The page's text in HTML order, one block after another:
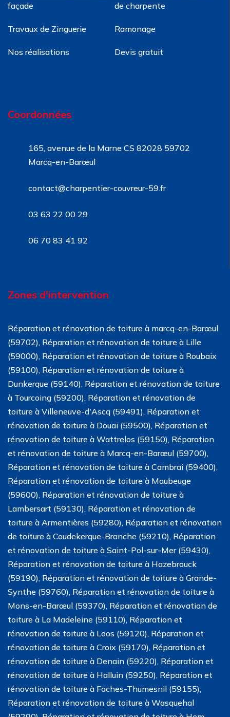
façade
de charpente
Travaux de Zinguerie Ramonage
Nos réalisations Devis gratuit
Coordonnées
165, avenue de la Marne CS 82028 59702
Marcq-en-Barœul
contact@charpentier-couvreur-59.fr
03 63 22 00 29
06 70 83 41 92
Zones d'intervention
Réparation et rénovation de toiture à marcq-en-Barœul
(59702), Réparation et rénovation de toiture à Lille
(59000), Réparation et rénovation de toiture à Roubaix
(59100), Réparation et rénovation de toiture à
Dunkerque (59140), Réparation et rénovation de toiture
à Tourcoing (59200), Réparation et rénovation de
toiture à Villeneuve-d'Ascq (59491), Réparation et
rénovation de toiture à Douai (59500), Réparation et
rénovation de toiture à Wattrelos (59150), Réparation
et rénovation de toiture à Marcq-en-Barœul (59700),
Réparation et rénovation de toiture à Cambrai (59400),
Réparation et rénovation de toiture à Maubeuge
(59600), Réparation et rénovation de toiture à
Lambersart (59130), Réparation et rénovation de
toiture à Armentières (59280), Réparation et rénovation
de toiture à Coudekerque-Branche (59210), Réparation
et rénovation de toiture à Saint-Pol-sur-Mer (59430),
Réparation et rénovation de toiture à Hazebrouck
(59190), Réparation et rénovation de toiture à Grande-
Synthe (59760), Réparation et rénovation de toiture à
Mons-en-Barœul (59370), Réparation et rénovation de
toiture à La Madeleine (59110), Réparation et
rénovation de toiture à Loos (59120), Réparation et
rénovation de toiture à Croix (59170), Réparation et
rénovation de toiture à Denain (59220), Réparation et
rénovation de toiture à Halluin (59250), Réparation et
rénovation de toiture à Faches-Thumesnil (59155),
Réparation et rénovation de toiture à Wasquehal